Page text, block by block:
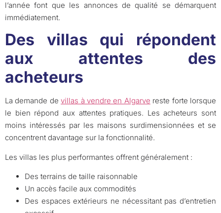
l’année font que les annonces de qualité se démarquent
immédiatement.
Des villas qui répondent
aux attentes des
acheteurs
La demande devillas à vendre en Algarve reste forte lorsque
le bien répond aux attentes pratiques. Les acheteurs sont
moins intéressés par les maisons surdimensionnées et se
concentrent davantage sur la fonctionnalité.
Les villas les plus performantes offrent généralement :
Des terrains de taille raisonnable
Un accès facile aux commodités
Des espaces extérieurs ne nécessitant pas d’entretien